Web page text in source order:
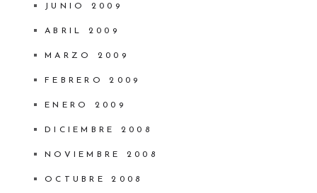
JUNIO 2009
ABRIL 2009
MARZO 2009
FEBRERO 2009
ENERO 2009
DICIEMBRE 2008
NOVIEMBRE 2008
OCTUBRE 2008